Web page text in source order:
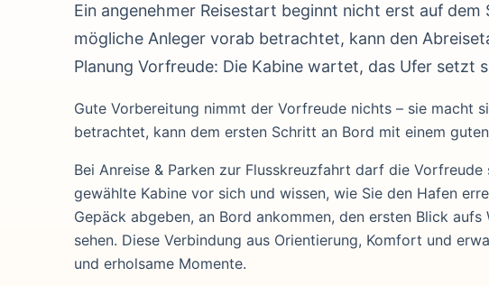
Ein angenehmer Reisestart beginnt nicht erst auf
mögliche Anleger vorab betrachtet, kann den
Planung Vorfreude: Die Kabine wartet, das Ufer setzt
Gute Vorbereitung nimmt der Vorfreude nichts – sie macht
betrachtet, kann dem ersten Schritt an Bord mit einem
Bei Anreise & Parken zur Flusskreuzfahrt darf die
gewählte Kabine vor sich und wissen, wie Sie den Hafen
Gepäck abgeben, an Bord ankommen, den ersten Blick
sehen. Diese Verbindung aus Orientierung, Komfort und
und erholsame Momente.